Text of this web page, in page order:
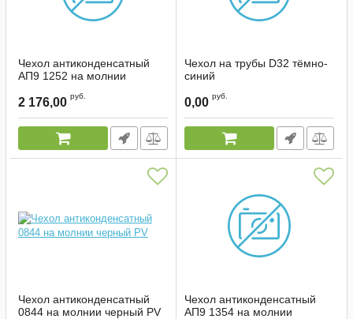
Чехол антиконденсатный
АП9 1252 на молнии
Артикул: 00084
2 176,00 руб.
Чехол на трубы D32 тёмно-
синий
0,00 руб.
Чехол антиконденсатный
0844 на молнии черный PV
Чехол антиконденсатный
АП9 1354 на молнии